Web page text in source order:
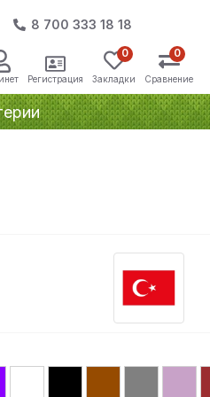
8 700 333 18 18
Регистрация Закладки
0
Сравнение
0